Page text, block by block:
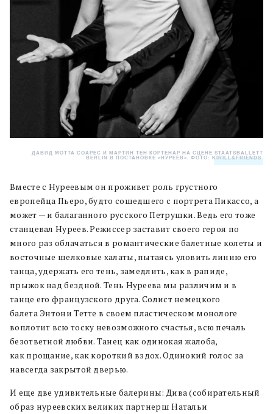
ДАВИД МОТТА СОАРЕС И МАРТИН ТЕН КОРТЕНАР НА СЦЕНЕ STAATSBALLETT
BERLIN В ПОСТАНОВКЕ «НУРЕЕВ». ФОТО: KIRILL&FRIENDS.
Вместе с Нуреевым он проживет роль грустного
европейца Пьеро, будто сошедшего с портрета Пикассо, а
может — и балаганного русского Петрушки. Ведь его тоже
станцевал Нуреев. Режиссер заставит своего героя по
много раз облачаться в романтические балетные колеты и
восточные шелковые халаты, пытаясь уловить линию его
танца, удержать его тень, замедлить, как в рапиде,
прыжок над бездной. Тень Нуреева мы различим и в
танце его французского друга. Солист немецкого
балета Энтони Тетте в своем пластическом монологе
воплотит всю тоску невозможного счастья, всю печаль
безответной любви. Танец как одинокая жалоба,
как прощание, как короткий вздох. Одинокий голос за
навсегда закрытой дверью.
И еще две удивительные балерины: Дива (собирательный
образ нуреевских великих партнерш Натальи